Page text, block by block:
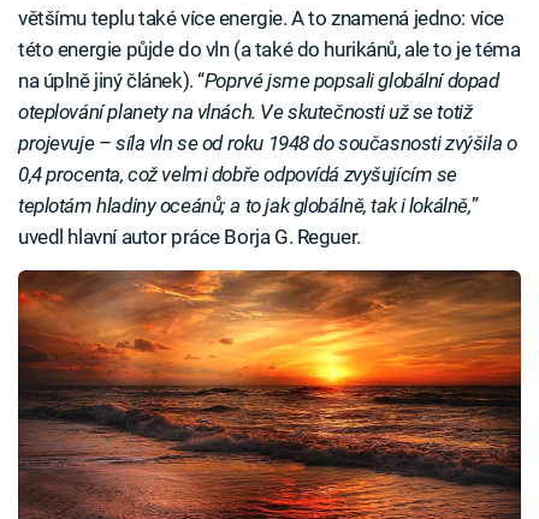
většímu teplu také více energie. A to znamená jedno: více
této energie půjde do vln (a také do hurikánů, ale to je téma
na úplně jiný článek). “Poprvé jsme popsali globální dopad
oteplování planety na vlnách. Ve skutečnosti už se totiž
projevuje – síla vln se od roku 1948 do současnosti zvýšila o
0,4 procenta, což velmi dobře odpovídá zvyšujícím se
teplotám hladiny oceánů; a to jak globálně, tak i lokálně,”
uvedl hlavní autor práce Borja G. Reguer.